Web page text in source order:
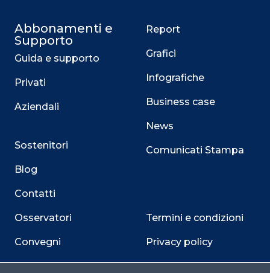
Abbonamenti e
Supporto
Guida e supporto
Privati
Aziendali
Sostenitori
Blog
Contatti
Osservatori
Convegni
Webinar
Report
Grafici
Infografiche
Business case
News
Comunicati Stampa
Termini e condizioni
Privacy policy
Cookie policy